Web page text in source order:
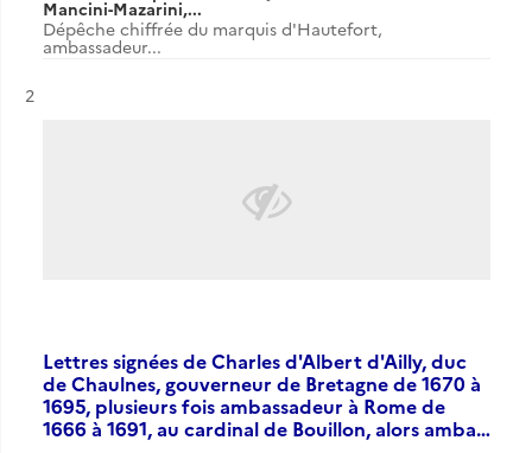
Mancini-Mazarini,...
Dépêche chiffrée du marquis d'Hautefort,
ambassadeur...
Résultat n°
2
Lettres signées de Charles d'Albert d'Ailly, duc
de Chaulnes, gouverneur de Bretagne de 1670 à
1695, plusieurs fois ambassadeur à Rome de
1666 à 1691, au cardinal de Bouillon, alors amba…